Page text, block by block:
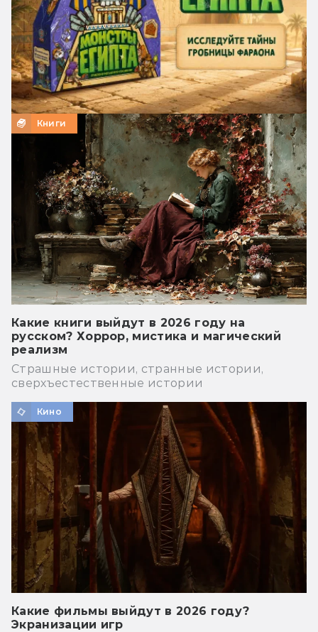
Книги
Какие книги выйдут в 2026 году на
русском? Хоррор, мистика и магический
реализм
Страшные истории, странные истории,
сверхъестественные истории
Кино
Какие фильмы выйдут в 2026 году?
Экранизации игр